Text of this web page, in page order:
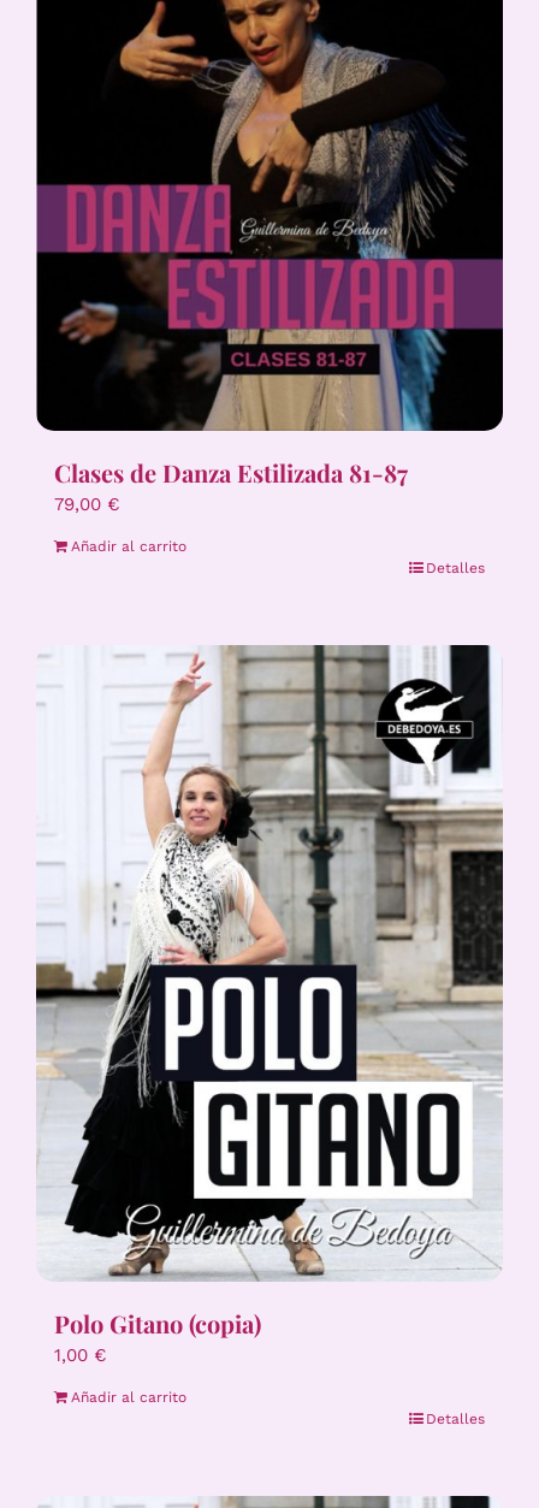
Clases de Danza Estilizada 81-87
79,00 €
Añadir al carrito
Detalles
Polo Gitano (copia)
1,00 €
Añadir al carrito
Detalles